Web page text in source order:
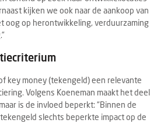
kijken we ook naar de aankoop van
oog op herontwikkeling, verduurzaming
key money (tekengeld) een relevante
Volgens Koeneman maakt het deel
is de invloed beperkt: “Binnen de
slechts beperkte impact op de